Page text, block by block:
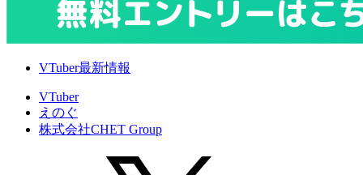
VTuber最新情報
VTuber
えのぐ
株式会社CHET Group